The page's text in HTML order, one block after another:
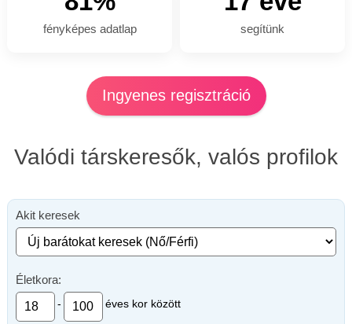
fényképes adatlap segítünk
Ingyenes regisztráció
Valódi társkeresők, valós profilok
Akit keresek
Életkora:
- éves kor között